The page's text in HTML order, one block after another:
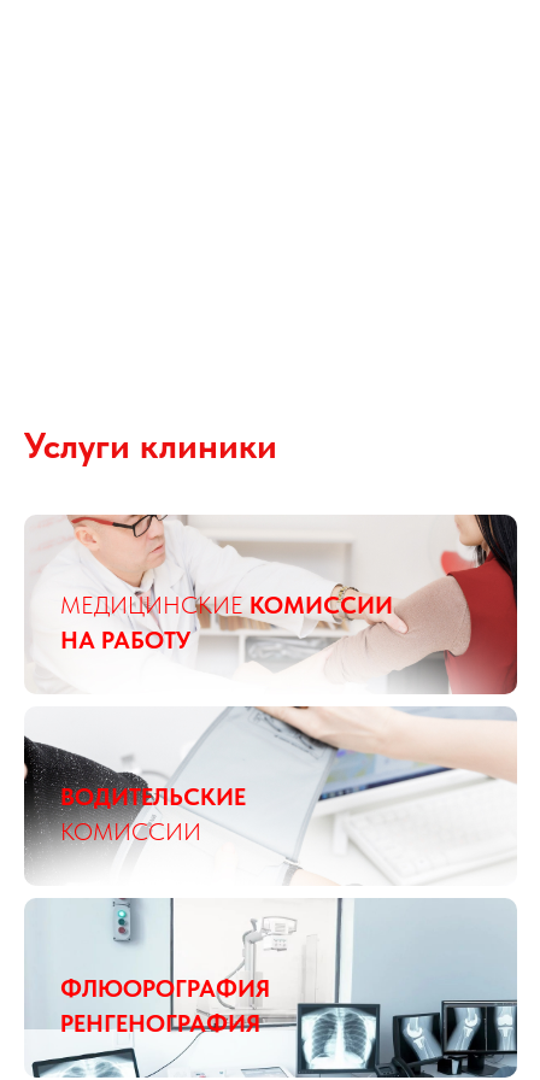
Услуги клиники
МЕДИЦИНСКИЕ КОМИССИИ
НА РАБОТУ
ВОДИТЕЛЬСКИЕ
КОМИССИИ
ФЛЮОРОГРАФИЯ
РЕНГЕНОГРАФИЯ